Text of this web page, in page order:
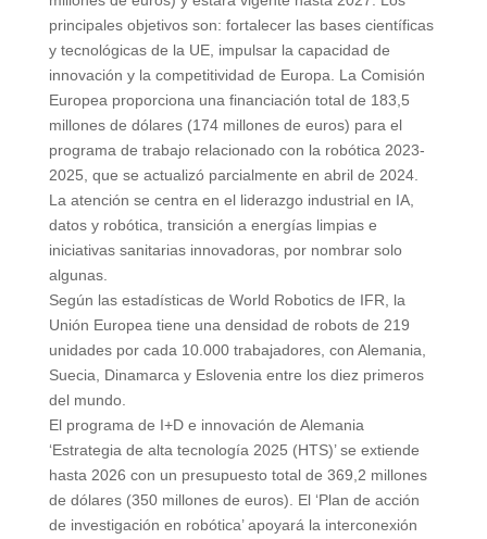
principales objetivos son: fortalecer las bases científicas
y tecnológicas de la UE, impulsar la capacidad de
innovación y la competitividad de Europa. La Comisión
Europea proporciona una financiación total de 183,5
millones de dólares (174 millones de euros) para el
programa de trabajo relacionado con la robótica 2023-
2025, que se actualizó parcialmente en abril de 2024.
La atención se centra en el liderazgo industrial en IA,
datos y robótica, transición a energías limpias e
iniciativas sanitarias innovadoras, por nombrar solo
algunas.
Según las estadísticas de World Robotics de IFR, la
Unión Europea tiene una densidad de robots de 219
unidades por cada 10.000 trabajadores, con Alemania,
Suecia, Dinamarca y Eslovenia entre los diez primeros
del mundo.
El programa de I+D e innovación de Alemania
‘Estrategia de alta tecnología 2025 (HTS)’ se extiende
hasta 2026 con un presupuesto total de 369,2 millones
de dólares (350 millones de euros). El ‘Plan de acción
de investigación en robótica’ apoyará la interconexión